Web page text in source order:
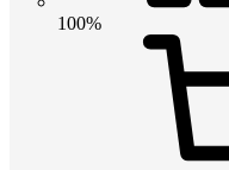
100%